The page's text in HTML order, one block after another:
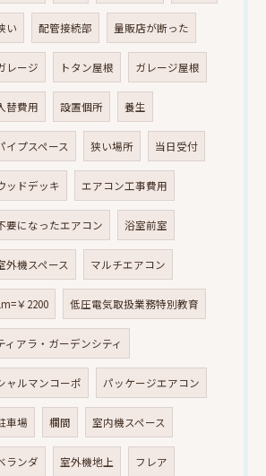
い 配管接続部 量販店が断った
レージ トタン屋根 ガレージ屋根
替費用 設置個所 養生
イプスペース 狭い場所 当日受付
ッドデッキ エアコン工事費用
要になったエアコン 浴室前室
外機スペース マルチエアコン
￥2200 低圧電気取扱業務特別教育
ィアラ・ガーデンシティ
ャルマンコーポ パッケージエアコン
車場 欄間 室内機スペース
ランダ 室外機地上 フレア